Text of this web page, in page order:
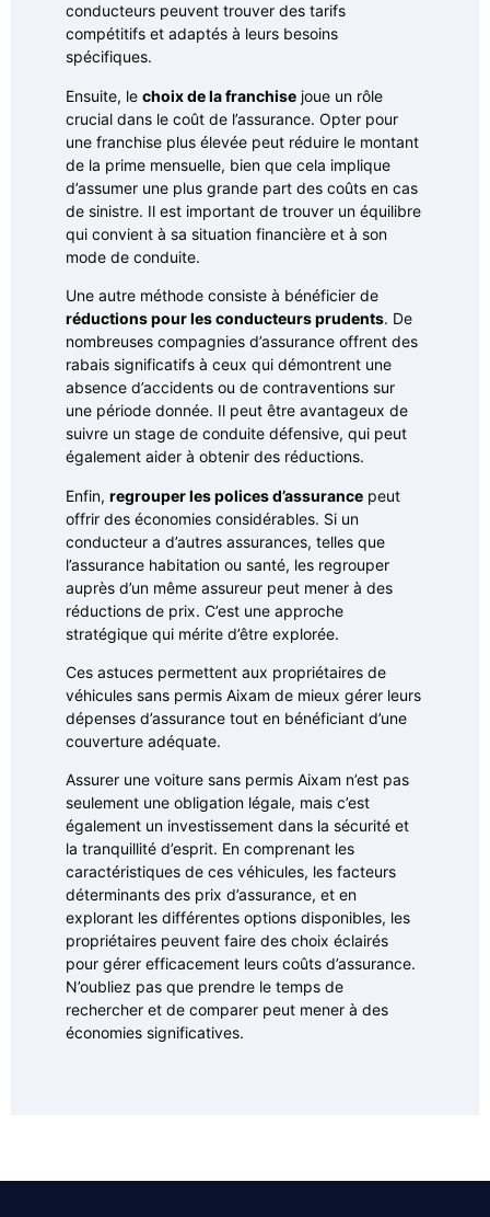
conducteurs peuvent trouver des tarifs
compétitifs et adaptés à leurs besoins
spécifiques.
Ensuite, le choix de la franchise joue un rôle
crucial dans le coût de l’assurance. Opter pour
une franchise plus élevée peut réduire le montant
de la prime mensuelle, bien que cela implique
d’assumer une plus grande part des coûts en cas
de sinistre. Il est important de trouver un équilibre
qui convient à sa situation financière et à son
mode de conduite.
Une autre méthode consiste à bénéficier de
réductions pour les conducteurs prudents. De
nombreuses compagnies d’assurance offrent des
rabais significatifs à ceux qui démontrent une
absence d’accidents ou de contraventions sur
une période donnée. Il peut être avantageux de
suivre un stage de conduite défensive, qui peut
également aider à obtenir des réductions.
Enfin, regrouper les polices d’assurance peut
offrir des économies considérables. Si un
conducteur a d’autres assurances, telles que
l’assurance habitation ou santé, les regrouper
auprès d’un même assureur peut mener à des
réductions de prix. C’est une approche
stratégique qui mérite d’être explorée.
Ces astuces permettent aux propriétaires de
véhicules sans permis Aixam de mieux gérer leurs
dépenses d’assurance tout en bénéficiant d’une
couverture adéquate.
Assurer une voiture sans permis Aixam n’est pas
seulement une obligation légale, mais c’est
également un investissement dans la sécurité et
la tranquillité d’esprit. En comprenant les
caractéristiques de ces véhicules, les facteurs
déterminants des prix d’assurance, et en
explorant les différentes options disponibles, les
propriétaires peuvent faire des choix éclairés
pour gérer efficacement leurs coûts d’assurance.
N’oubliez pas que prendre le temps de
rechercher et de comparer peut mener à des
économies significatives.